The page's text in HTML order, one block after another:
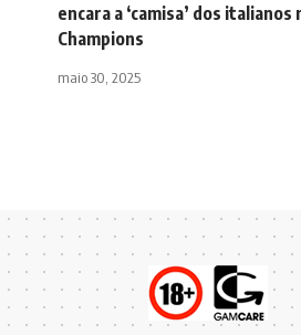
encara a ‘camisa’ dos italianos
Champions
maio 30, 2025